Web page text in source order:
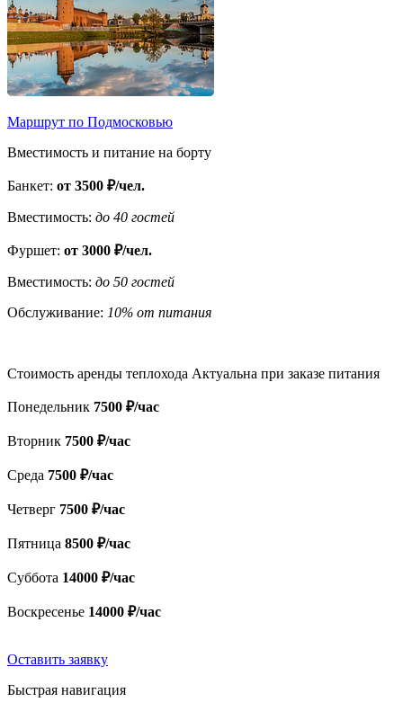
Маршрут по Подмосковью
Вместимость и питание на борту
Банкет: от 3500 ₽/чел.
Вместимость: до 40 гостей
Фуршет: от 3000 ₽/чел.
Вместимость: до 50 гостей
Обслуживание: 10% от питания
Стоимость аренды теплохода Актуальна при заказе питания
Понедельник 7500 ₽/час
Вторник 7500 ₽/час
Среда 7500 ₽/час
Четверг 7500 ₽/час
Пятница 8500 ₽/час
Суббота 14000 ₽/час
Воскресенье 14000 ₽/час
Оставить заявку
Быстрая навигация